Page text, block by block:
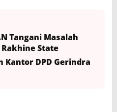
Tangani Masalah
State
Kantor DPD Gerindra